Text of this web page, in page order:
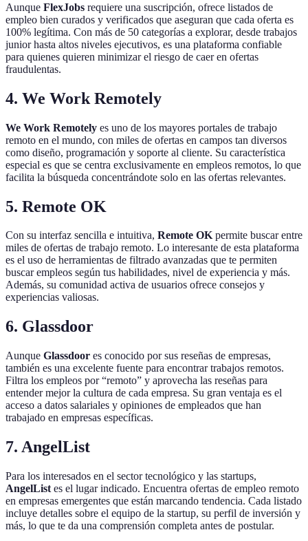
Aunque FlexJobs requiere una suscripción, ofrece listados de
empleo bien curados y verificados que aseguran que cada oferta es
100% legítima. Con más de 50 categorías a explorar, desde trabajos
junior hasta altos niveles ejecutivos, es una plataforma confiable
para quienes quieren minimizar el riesgo de caer en ofertas
fraudulentas.
4. We Work Remotely
We Work Remotely es uno de los mayores portales de trabajo
remoto en el mundo, con miles de ofertas en campos tan diversos
como diseño, programación y soporte al cliente. Su característica
especial es que se centra exclusivamente en empleos remotos, lo que
facilita la búsqueda concentrándote solo en las ofertas relevantes.
5. Remote OK
Con su interfaz sencilla e intuitiva, Remote OKpermite buscar entre
miles de ofertas de trabajo remoto. Lo interesante de esta plataforma
es el uso de herramientas de filtrado avanzadas que te permiten
buscar empleos según tus habilidades, nivel de experiencia y más.
Además, su comunidad activa de usuarios ofrece consejos y
experiencias valiosas.
6. Glassdoor
Aunque Glassdoor es conocido por sus reseñas de empresas,
también es una excelente fuente para encontrar trabajos remotos.
Filtra los empleos por “remoto” y aprovecha las reseñas para
entender mejor la cultura de cada empresa. Su gran ventaja es el
acceso a datos salariales y opiniones de empleados que han
trabajado en empresas específicas.
7. AngelList
Para los interesados en el sector tecnológico y las startups,
AngelList es el lugar indicado. Encuentra ofertas de empleo remoto
en empresas emergentes que están marcando tendencia. Cada listado
incluye detalles sobre el equipo de la startup, su perfil de inversión y
más, lo que te da una comprensión completa antes de postular.